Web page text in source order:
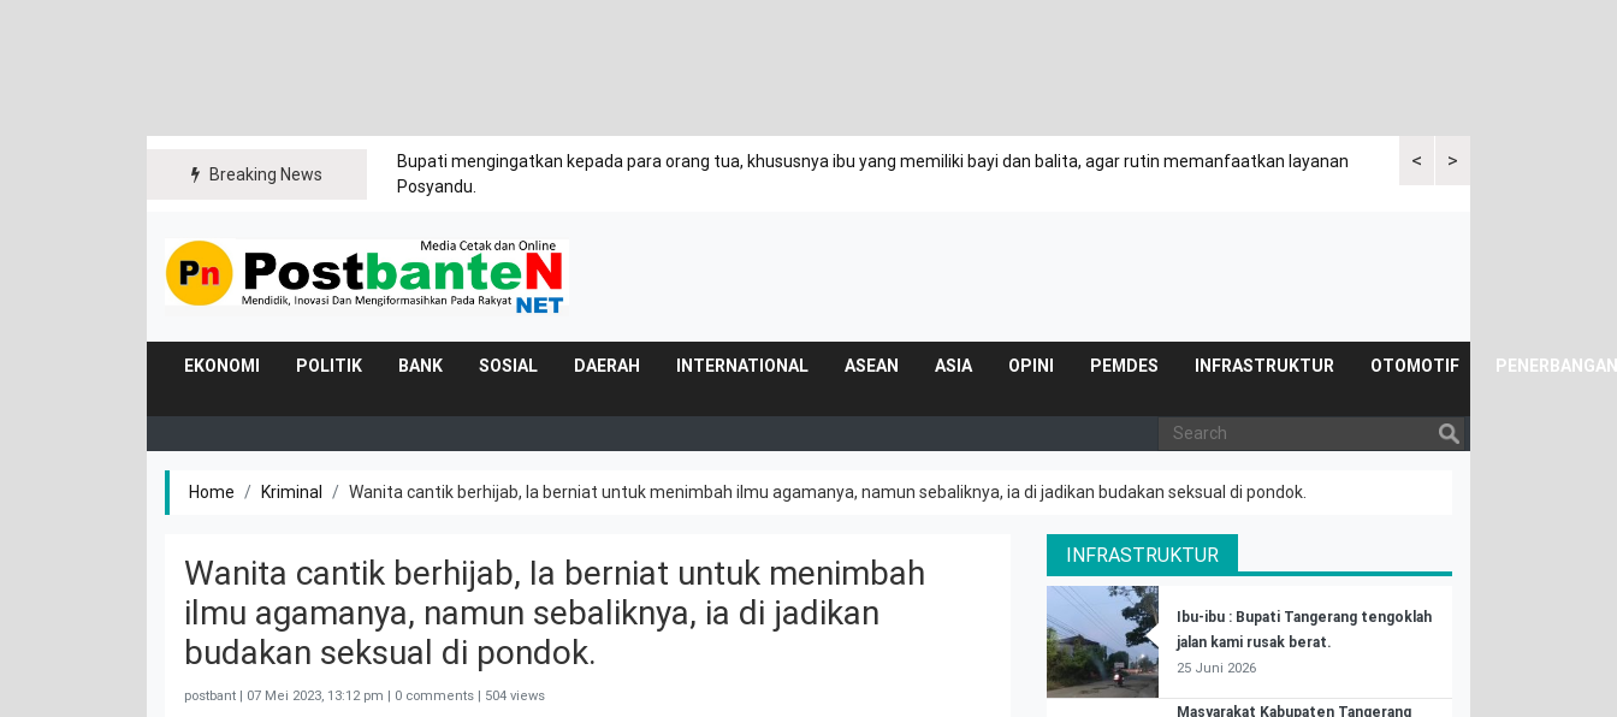
Breaking News
<
Bupati mengingatkan kepada para orang tua, khususnya ibu yang memiliki bayi dan balita, agar rutin memanfaatkan layanan
Posyandu.
Kuasa tergugat kaget saksi
>
EKONOMI POLITIK BANK SOSIAL DAERAH INTERNATIONAL ASEAN ASIA OPINI PEMDES INFRASTRUKTUR OTOMOTIF PENERBANGAN
Home Kriminal Wanita cantik berhijab, Ia berniat untuk menimbah ilmu agamanya, namun sebaliknya, ia di jadikan budakan seksual di pondok.
Wanita cantik berhijab, Ia berniat untuk menimbah
ilmu agamanya, namun sebaliknya, ia di jadikan
budakan seksual di pondok.
postbant | 07 Mei 2023, 13:12 pm | 0 comments | 504 views
INFRASTRUKTUR
Ibu-ibu : Bupati Tangerang tengoklah
jalan kami rusak berat.
25 Juni 2026
Masyarakat Kabupaten Tangerang